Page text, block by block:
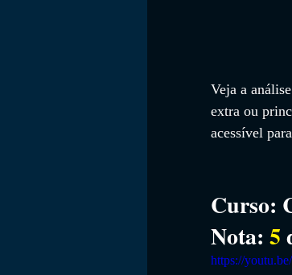
Veja a
extra ou
acessível
Curso:
Nota: 5
https://